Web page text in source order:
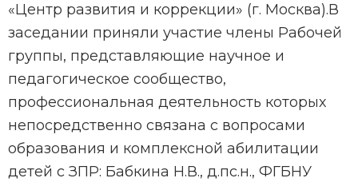
«Центр развития и коррекции» (г. Москва).В
заседании приняли участие члены Рабочей
группы, представляющие научное и
педагогическое сообщество,
профессиональная деятельность которых
непосредственно связана с вопросами
образования и комплексной абилитации
детей с ЗПР: Бабкина Н.В., д.пс.н., ФГБНУ